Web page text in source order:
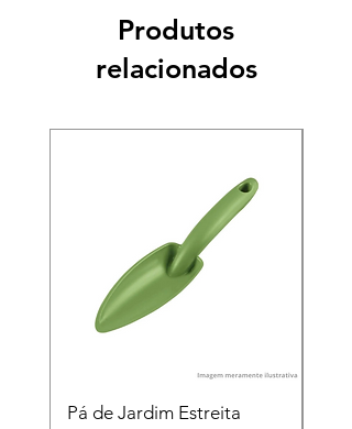
Produtos
relacionados
Pá de Jardim Estreita